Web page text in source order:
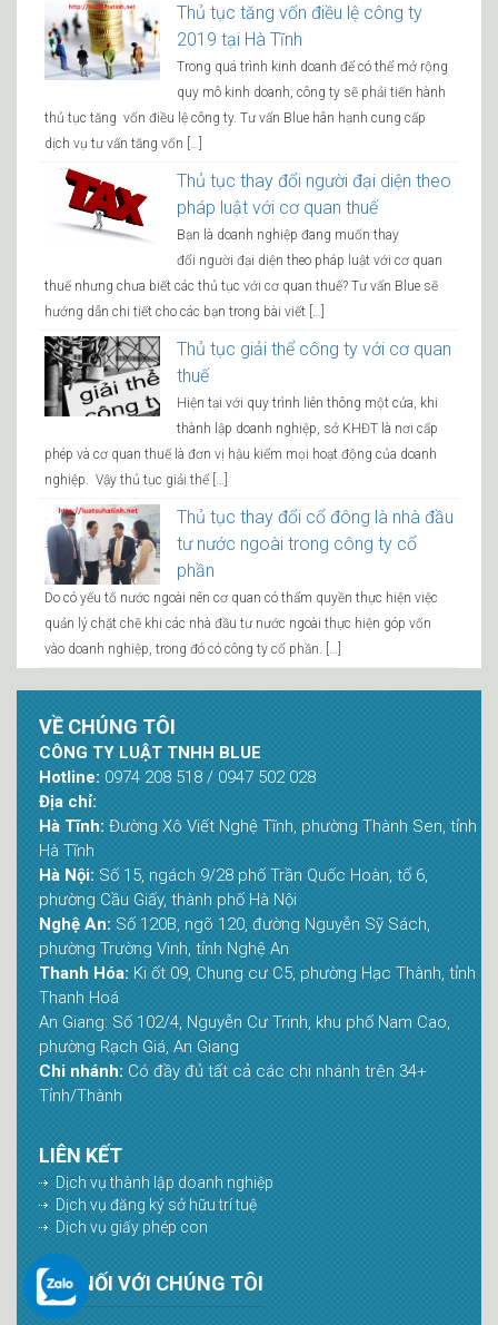
Thủ tục tăng vốn điều lệ công ty
2019 tại Hà Tĩnh
Trong quá trình kinh doanh để có thể mở rộng
quy mô kinh doanh, công ty sẽ phải tiến hành
thủ tục tăng vốn điều lệ công ty. Tư vấn Blue hân hạnh cung cấp
dịch vụ tư vấn tăng vốn […]
Thủ tục thay đổi người đại diện theo
pháp luật với cơ quan thuế
Bạn là doanh nghiệp đang muốn thay
đổi người đại diện theo pháp luật với cơ quan
thuế nhưng chưa biết các thủ tục với cơ quan thuế? Tư vấn Blue sẽ
hướng dẫn chi tiết cho các bạn trong bài viết […]
Thủ tục giải thể công ty với cơ quan
thuế
Hiện tại với quy trình liên thông một cửa, khi
thành lập doanh nghiệp, sở KHĐT là nơi cấp
phép và cơ quan thuế là đơn vị hậu kiểm mọi hoạt động của doanh
nghiệp. Vậy thủ tục giải thể […]
Thủ tục thay đổi cổ đông là nhà đầu
tư nước ngoài trong công ty cổ
phần
Do có yếu tố nước ngoài nên cơ quan có thẩm quyền thực hiện việc
quản lý chặt chẽ khi các nhà đầu tư nước ngoài thực hiện góp vốn
vào doanh nghiệp, trong đó có công ty cổ phần. […]
VỀ CHÚNG TÔI
CÔNG TY LUẬT TNHH BLUE
Hotline: 0974 208 518 / 0947 502 028
Địa chỉ:
Hà Tĩnh: Đường Xô Viết Nghệ Tĩnh, phường Thành Sen, tỉnh
Hà Tĩnh
Hà Nội: Số 15, ngách 9/28 phố Trần Quốc Hoàn, tổ 6,
phường Cầu Giấy, thành phố Hà Nội
Nghệ An: Số 120B, ngõ 120, đường Nguyễn Sỹ Sách,
phường Trường Vinh, tỉnh Nghệ An
Thanh Hóa: Ki ốt 09, Chung cư C5, phường Hạc Thành, tỉnh
Thanh Hoá
An Giang: Số 102/4, Nguyễn Cư Trinh, khu phố Nam Cao,
phường Rạch Giá, An Giang
Chi nhánh: Có đầy đủ tất cả các chi nhánh trên 34+
Tỉnh/Thành
LIÊN KẾT
Dịch vụ thành lập doanh nghiệp
Dịch vụ đăng ký sở hữu trí tuệ
Dịch vụ giấy phép con
KẾT NỐI VỚI CHÚNG TÔI